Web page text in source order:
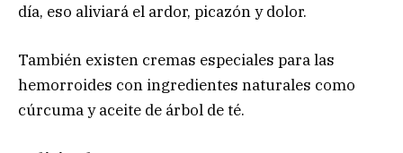
día, eso aliviará el ardor, picazón y dolor.
También existen cremas especiales para las
hemorroides con ingredientes naturales como
cúrcuma y aceite de árbol de té.